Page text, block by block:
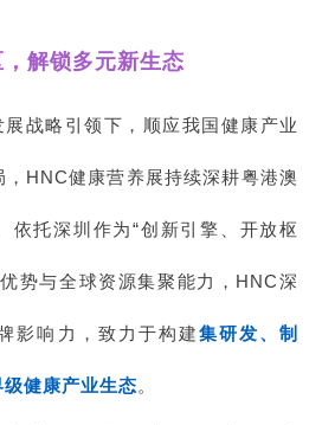
解锁多元新生态
展战略引领下，顺应我国健康产业
，HNC健康营养展持续深耕粤港澳
依托深圳作为“创新引擎、开放枢
势与全球资源集聚能力，HNC深
影响力，致力于构建集研发、制
健康产业生态。